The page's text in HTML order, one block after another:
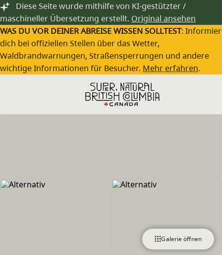
Zum Hauptinhalt springen
Diese Seite wurde mithilfe von KI-gestützter /
maschineller Übersetzung erstellt. Original ansehen
WAS DU VOR DEINER ABREISE WISSEN SOLLTEST:
dich bei offiziellen Stellen über das Wetter,
Waldbrandwarnungen, Straßensperrungen und andere
wichtige Informationen für Besucher. Mehr erfahren.
Galerie öffnen